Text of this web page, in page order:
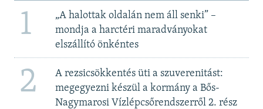
1
„A halottak oldalán nem áll senki” –
mondja a harctéri maradványokat
elszállító önkéntes
2
A rezsicsökkentés üti a szuverenitást:
megegyezni készül a kormány a Bős-
Nagymarosi Vízlépcsőrendszerről 2. rész